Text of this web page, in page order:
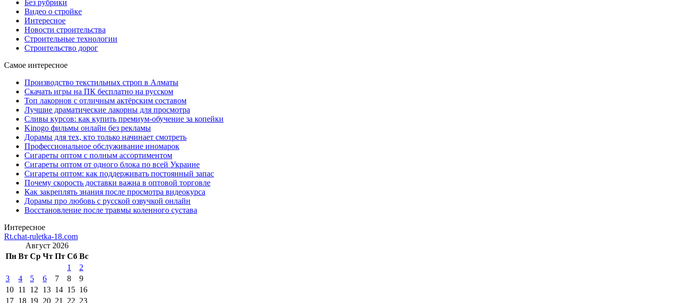
Без рубрики
Видео о стройке
Интересное
Новости строительства
Строительные технологии
Строительство дорог
Самое интересное
Производство текстильных строп в Алматы
Скачать игры на ПК бесплатно на русском
Топ лакорнов с отличным актёрским составом
Лучшие драматические лакорны для просмотра
Сливы курсов: как купить премиум-обучение за копейки
Kinogo фильмы онлайн без рекламы
Дорамы для тех, кто только начинает смотреть
Профессиональное обслуживание иномарок
Сигареты оптом с полным ассортиментом
Сигареты оптом от одного блока по всей Украине
Сигареты оптом: как поддерживать постоянный запас
Почему скорость доставки важна в оптовой торговле
Как закреплять знания после просмотра видеокурса
Дорамы про любовь с русской озвучкой онлайн
Восстановление после травмы коленного сустава
Интересное
Rt.chat-ruletka-18.com
Август 2026
Пн Вт Ср Чт Пт Сб Вс
1
2
3
4 5 6 7 8
9
10 11 12 13 14 15 16
17 18 19 20 21 22 23